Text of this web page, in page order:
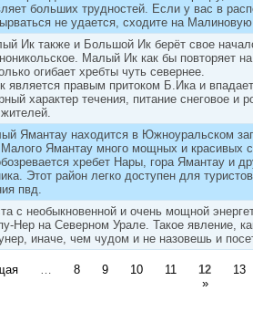
больших трудностей. Если у вас в
не удается, сходите на
Ик также и Большой Ик берёт свое
Малый Ик как бы повторяет
огибает хребты чуть севернее.
является правым притоком Б.Ика и
характер течения, питание снеговое и
Ямантау находится в Южноуральском
Ямантау много мощных и красивых
хребет Нары, гора Ямантау и
Этот район легко доступен для
пвд.
с необыкновенной и очень мощной
Нер на Северном Урале. Такое явление,
иначе, чем чудом и не назовешь и
8 9 10 11 12 13
»